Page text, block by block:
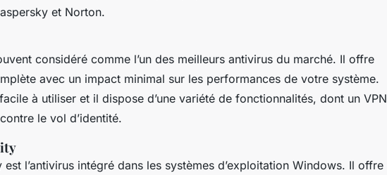
et Norton.
considéré comme l’un des meilleurs antivirus du marché. Il offre
avec un impact minimal sur les performances de votre système.
à utiliser et il dispose d’une variété de fonctionnalités, dont un VPN
le vol d’identité.
est l’antivirus intégré dans les systèmes d’exploitation Windows. Il offre